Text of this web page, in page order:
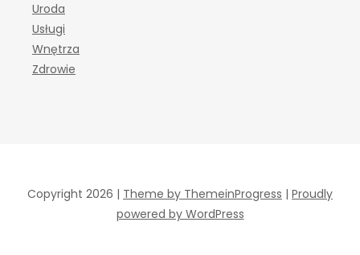
Uroda
Usługi
Wnętrza
Zdrowie
Copyright 2026 | Theme by ThemeinProgress | Proudly
powered by WordPress